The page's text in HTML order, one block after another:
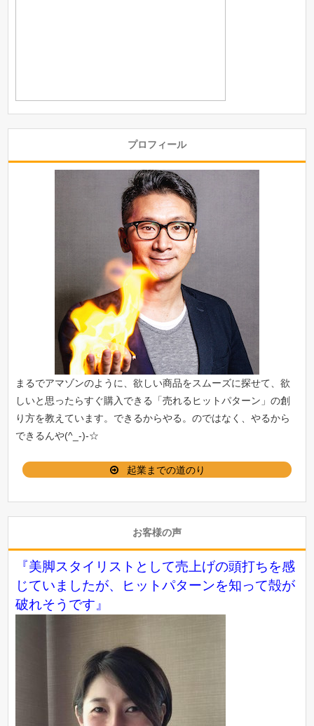
プロフィール
まるでアマゾンのように、欲しい商品をスムーズに探せて、欲
しいと思ったらすぐ購入できる「売れるヒットパターン 」の創
り方を教えています。できるからやる。のではなく、やるから
できるんや(^_-)-☆
起業までの道のり
お客様の声
『美脚スタイリストとして売上げの頭打ちを感
じていましたが、ヒットパターンを知って殻が
破れそうです』